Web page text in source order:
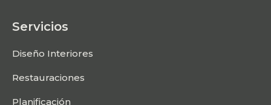
Servicios
Diseño Interiores
Restauraciones
Planificación